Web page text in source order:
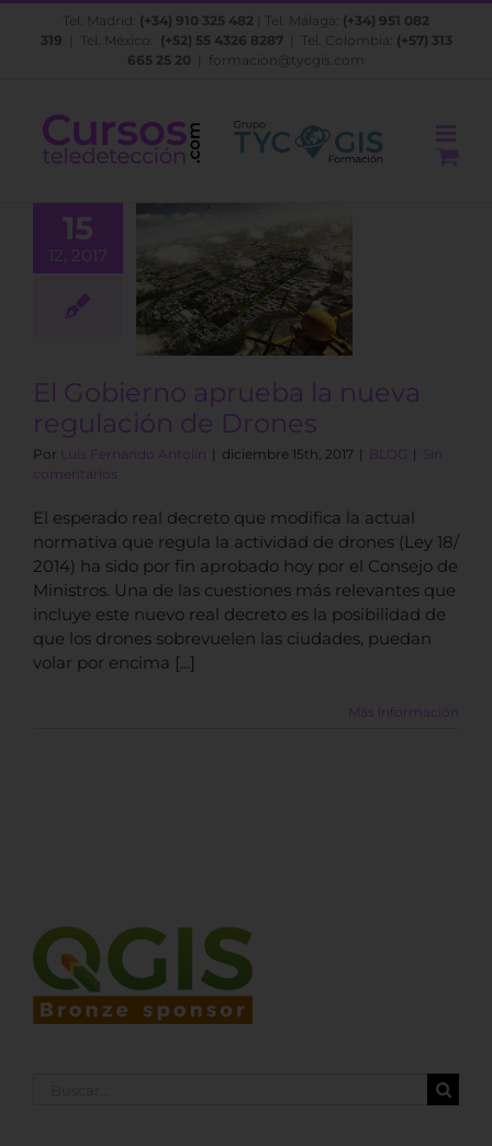
Saltar
Tel. Madrid: (+34) 910 325 482 | Tel. Málaga: (+34) 951 082
319 | Tel. México: (+52) 55 4326 8287| Tel. Colombia: (+57) 313
665 25 20
formacion@tycgis.com
15
12, 2017
la nueva
de
El Gobierno aprueba la nueva
regulación de Drones
Por Luis Fernando Antolín | diciembre 15th, 2017 | BLOG | Sin
comentarios
El esperado real decreto que modifica la actual
normativa que regula la actividad de drones (Ley 18/
2014) ha sido por fin aprobado hoy por el Consejo de
Ministros. Una de las cuestiones más relevantes que
incluye este nuevo real decreto es la posibilidad de
que los drones sobrevuelen las ciudades, puedan
volar por encima [...]
Más información